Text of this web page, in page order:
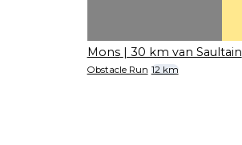
Mons | 30 km van Saultain
Obstacle Run 12 km